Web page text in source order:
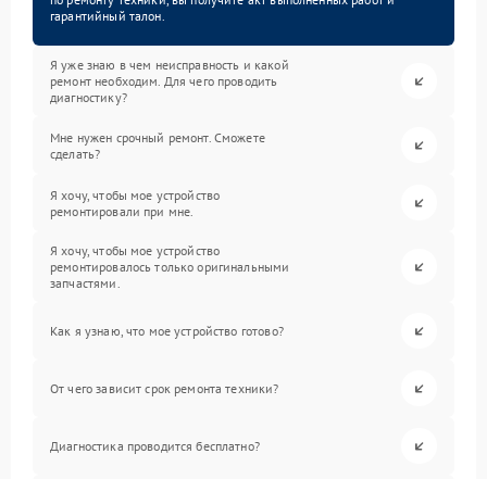
гарантийный талон.
Я уже знаю в чем неисправность и какой
ремонт необходим. Для чего проводить
диагностику?
Мне нужен срочный ремонт. Сможете
сделать?
Я хочу, чтобы мое устройство
ремонтировали при мне.
Я хочу, чтобы мое устройство
ремонтировалось только оригинальными
запчастями.
Как я узнаю, что мое устройство готово?
От чего зависит срок ремонта техники?
Диагностика проводится бесплатно?